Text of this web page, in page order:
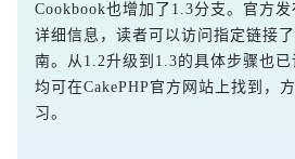
Cookbook也增加了1.3分支。官方
详细信息，读者可以访问指定链接
南。从1.2升级到1.3的具体步骤也
均可在CakePHP官方网站上找到，
习。